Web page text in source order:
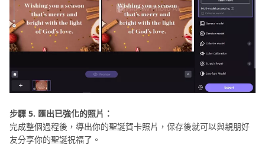
步驟 5. 匯出已強化的照片：
完成整個過程後，導出你的聖誕賀卡照片，保存後就可以與親朋好
友分享你的聖誕祝福了。